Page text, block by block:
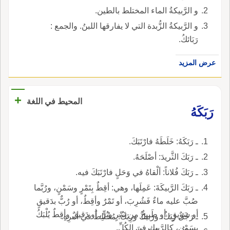
و الرَّبيكةُ الماء المختلط بالطين.
و الرَّبيكةُ الزُّبدة التي لا يفارقها اللبنُ. والجمع :
رَبَائكُ.
عرض المزيد
المحيط في اللغة
+
رَبَكَهُ
ـ رَبَكَهُ: خَلَطَهُ فارْتَبَكَ.
ـ رَبَكَ الثَّريدَ: أصْلَحَهُ.
ـ رَبَكَ فُلاناً: ألْقاهُ في وَحَلٍ فارْتَبَكَ فيه.
ـ رَبَكَ الرَّبيكَةَ: عَمِلَها، وهي: أقِطٌ بِتَمْرٍ وسَمْنٍ، ورُبَّما
صُبَّ عليه ماءٌ فَشُرِبَ، أو تَمْرٌ وأقِطٌ، أو رُبٌّ بدَقيقٍ
أو سَويقٍ، أو طَبيخٌ من تَمْرٍ وبُرٍّ، أو دَقيقٌ وأقِطٌ يُلْبَكُ
بسَمْنٍ، كالرَّبيكِ في الكُلِّ.
ـ رَجُلٌ رُبَكٌ، ورَبيكُ ورِبَكُ: مُخْتَلِطٌ في أمرِهِ.